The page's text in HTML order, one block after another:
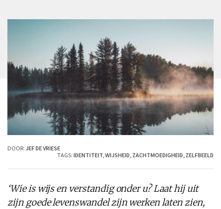
DOOR: JEF DE VRIESE
TAGS: IDENTITEIT WIJSHEID ZACHTMOEDIGHEID ZELFBEELD
‘Wie is wijs en verstandig onder u? Laat hij uit
zijn goede levenswandel zijn werken laten zien,